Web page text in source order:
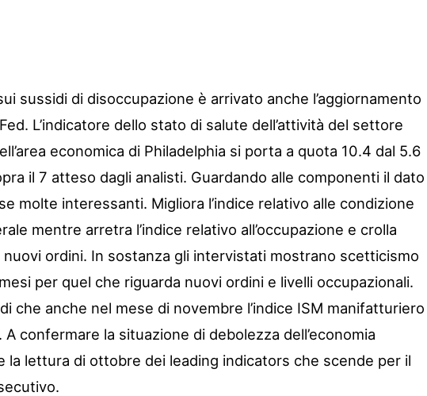
sussidi di disoccupazione è arrivato anche l’aggiornamento
L’indicatore dello stato di salute dell’attività del settore
economica di Philadelphia si porta a quota 10.4 dal 5.6
il 7 atteso dagli analisti. Guardando alle componenti il dato
molte interessanti. Migliora l’indice relativo alle condizione
mentre arretra l’indice relativo all’occupazione e crolla
nuovi ordini. In sostanza gli intervistati mostrano scetticismo
per quel che riguarda nuovi ordini e livelli occupazionali.
che anche nel mese di novembre l’indice ISM manifatturiero
confermare la situazione di debolezza dell’economia
la lettura di ottobre dei leading indicators che scende per il